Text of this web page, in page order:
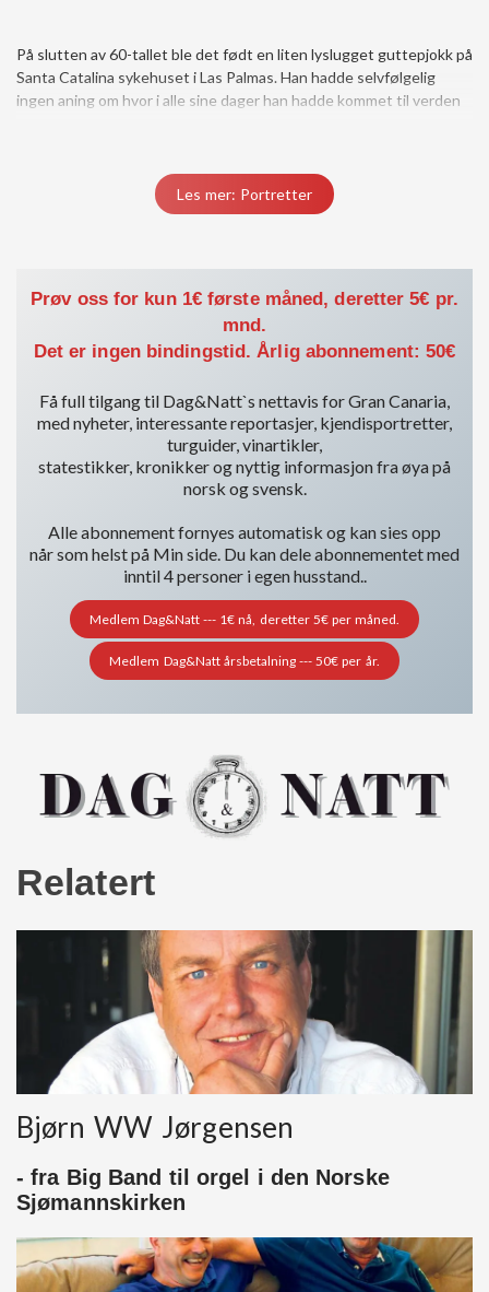
På slutten av 60-tallet ble det født en liten lyslugget guttepjokk på
Santa Catalina sykehuset i Las Palmas. Han hadde selvfølgelig
ingen aning om hvor i alle sine dager han hadde kommet til verden
Vis medlemsnivåer Logg inn her
Les mer: Portretter
Prøv oss for kun 1€ første måned, deretter 5€ pr.
mnd.
Det er ingen bindingstid. Årlig abonnement: 50€
Få full tilgang til Dag&Natt`s nettavis for Gran Canaria,
med nyheter, interessante reportasjer, kjendisportretter,
turguider, vinartikler,
statestikker, kronikker og nyttig informasjon fra øya på
norsk og svensk.
Alle abonnement fornyes automatisk og kan sies opp
når som helst på Min side. Du kan dele abonnementet med
inntil 4 personer i egen husstand..
Medlem Dag&Natt --- 1€ nå, deretter 5€ per måned.
Medlem Dag&Natt årsbetalning --- 50€ per år.
Relatert
Bjørn WW Jørgensen
- fra Big Band til orgel i den Norske
Sjømannskirken